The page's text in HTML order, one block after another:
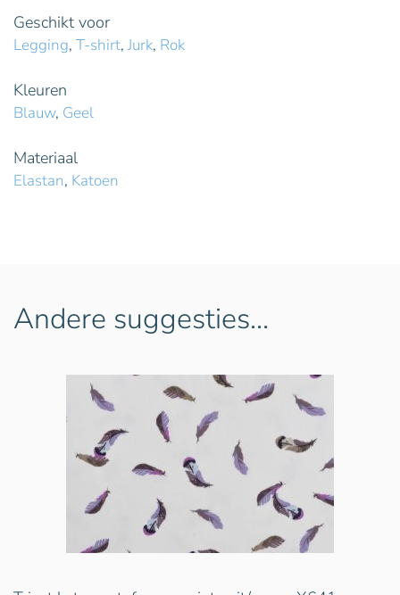
Geschikt voor
Legging, T-shirt, Jurk, Rok
Kleuren
Blauw, Geel
Materiaal
Elastan, Katoen
Andere suggesties…